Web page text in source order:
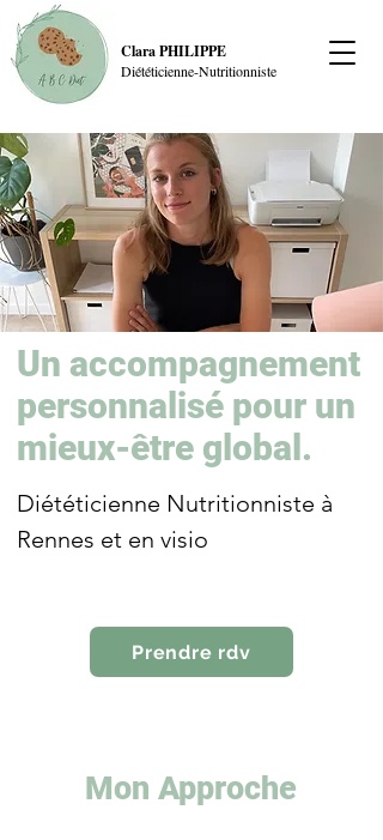
Clara PHILIPPE
Diététicienne-Nutritionniste
Un accompagnement
personnalisé pour un
mieux-être global.
Diététicienne Nutritionniste à
Rennes et en visio
Prendre rdv
Mon Approche